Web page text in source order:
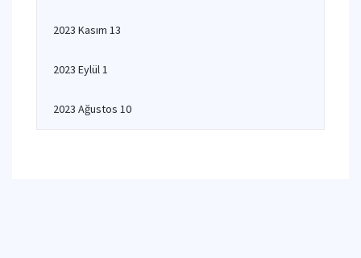
2023 Kasım 13
2023 Eylül 1
2023 Ağustos 10